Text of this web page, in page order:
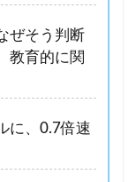
ぜそう判断
教育的に関
に、0.7倍速